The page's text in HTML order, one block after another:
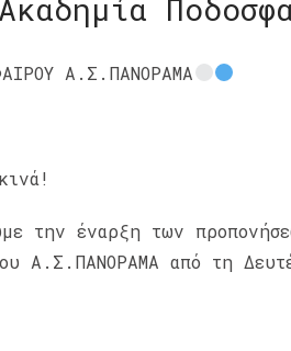
Ακαδημία
Α.Σ.ΠΑΝΟΡΑΜΑ
την έναρξη των
Α.Σ.ΠΑΝΟΡΑΜΑ από τη